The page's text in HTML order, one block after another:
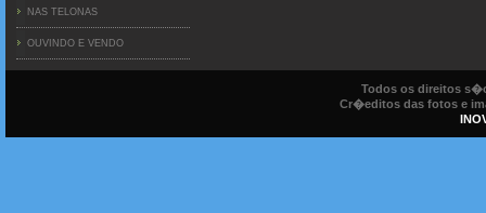
NAS TELONAS
OUVINDO E VENDO
Todos os direitos
Cr�editos das fotos e